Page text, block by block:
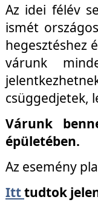
Az idei félév
ismét
hegesztéshez
várunk
csüggedjetek,
Várunk
épületében.
Az esemény
Itttudtok